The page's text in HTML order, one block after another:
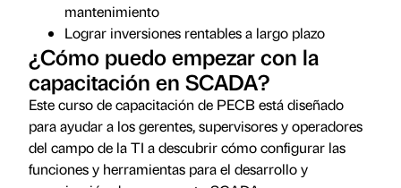
mantenimiento
Lograr inversiones rentables a largo plazo
¿Cómo puedo empezar con la
capacitación en SCADA?
Este curso de capacitación de PECB está diseñado
para ayudar a los gerentes, supervisores y operadores
del campo de la TI a descubrir cómo configurar las
funciones y herramientas para el desarrollo y